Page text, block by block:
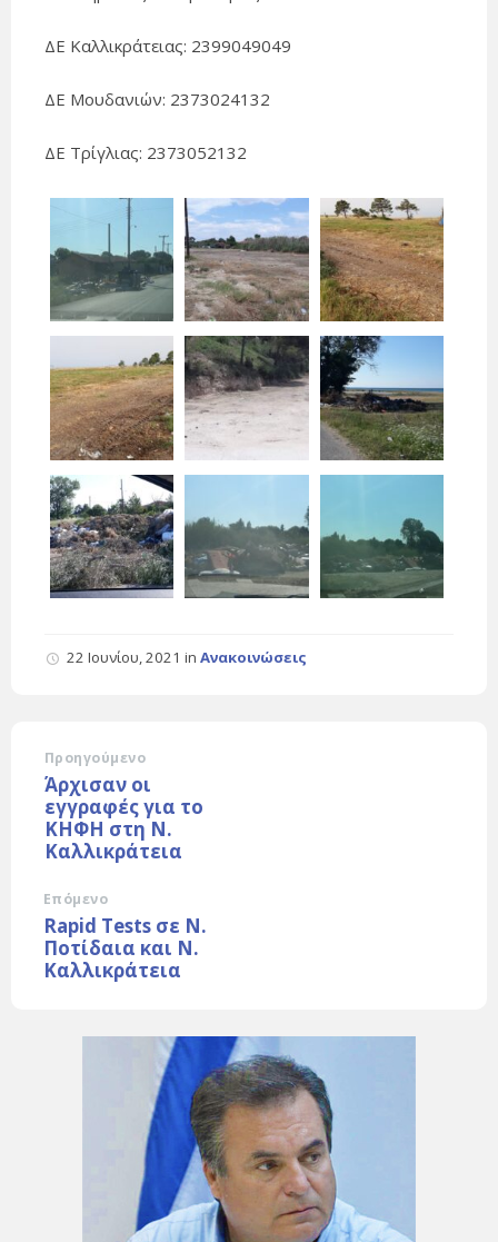
ΔΕ Καλλικράτειας: 2399049049
ΔΕ Μουδανιών: 2373024132
ΔΕ Τρίγλιας: 2373052132
22 Ιουνίου, 2021 in Ανακοινώσεις
Προηγούμενο
Άρχισαν οι
εγγραφές για το
ΚΗΦΗ στη Ν.
Καλλικράτεια
Επόμενο
Rapid Tests σε Ν.
Ποτίδαια και Ν.
Καλλικράτεια